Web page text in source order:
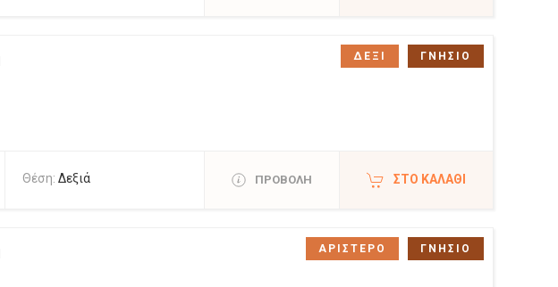
Θέση: Δεξιά ΠΡΟΒΟΛΗ ΣΤΟ ΚΑΛΆΘΙ
ΔΕΞΙ ΓΝΗΣΙΟ
ΑΡΙΣΤΕΡΟ ΓΝΗΣΙΟ